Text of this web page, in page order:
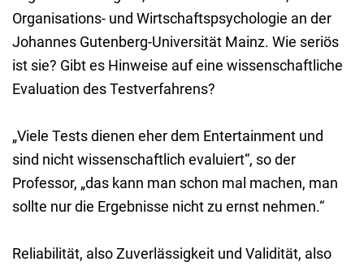
Organisations- und Wirtschaftspsychologie an der
Johannes Gutenberg-Universität Mainz. Wie seriös
ist sie? Gibt es Hinweise auf eine wissenschaftliche
Evaluation des Testverfahrens?
„Viele Tests dienen eher dem Entertainment und
sind nicht wissenschaftlich evaluiert“, so der
Professor, „das kann man schon mal machen, man
sollte nur die Ergebnisse nicht zu ernst nehmen.“
Reliabilität, also Zuverlässigkeit und Validität, also